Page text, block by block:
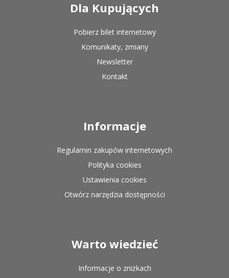
Dla Kupujących
Pobierz bilet internetowy
Komunikaty, zmiany
Newsletter
Kontakt
Informacje
Regulamin zakupów internetowych
Polityka cookies
Ustawienia cookies
Otwórz narzędzia dostępności
Warto wiedzieć
Informacje o zniżkach